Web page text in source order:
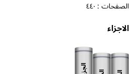
الصفحات : ٤٤٠
الاجزاء
الجزء